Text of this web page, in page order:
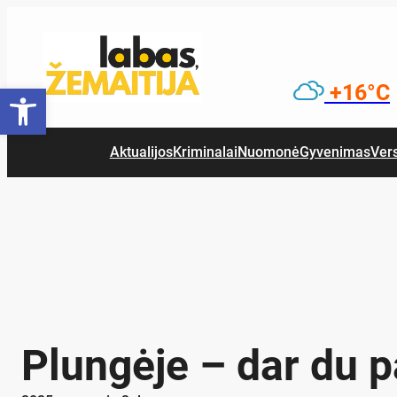
Open toolbar +16°C
AktualijosKriminalai NuomonėGyvenimas
Plungėje – dar du